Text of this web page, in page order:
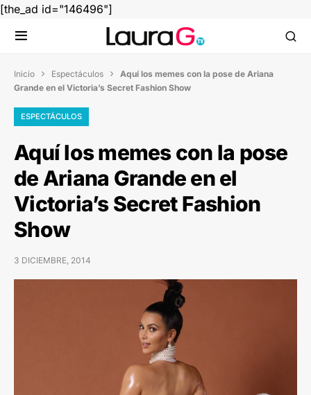
[the_ad id="146496"]
Inicio  Espectáculos  Aquí los memes con la pose de Ariana
Grande en el Victoria’s Secret Fashion Show
ESPECTÁCULOS
Aquí los memes con la pose
de Ariana Grande en el
Victoria’s Secret Fashion
Show
3 DICIEMBRE, 2014